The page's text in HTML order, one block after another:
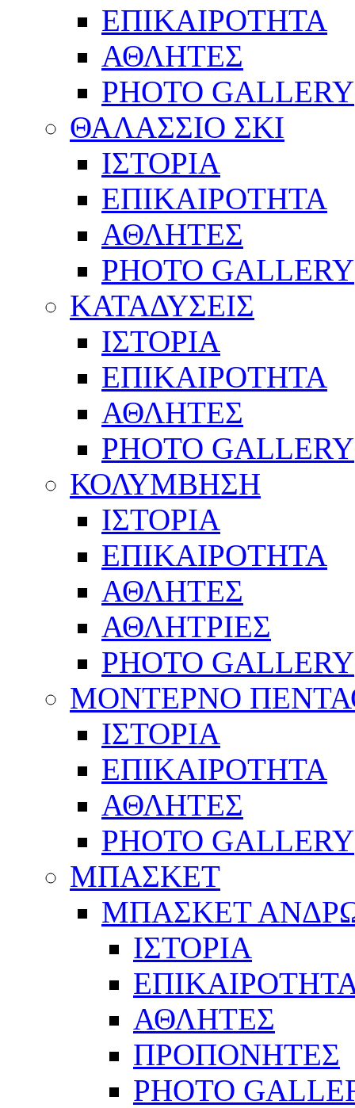
ΕΠΙΚΑΙΡΟΤΗΤΑ
ΑΘΛΗΤΕΣ
PHOTO GALLERY
ΘΑΛΑΣΣΙΟ ΣΚΙ
ΙΣΤΟΡΙΑ
ΕΠΙΚΑΙΡΟΤΗΤΑ
ΑΘΛΗΤΕΣ
PHOTO GALLERY
ΚΑΤΑΔΥΣΕΙΣ
ΙΣΤΟΡΙΑ
ΕΠΙΚΑΙΡΟΤΗΤΑ
ΑΘΛΗΤΕΣ
PHOTO GALLERY
ΚΟΛΥΜΒΗΣΗ
ΙΣΤΟΡΙΑ
ΕΠΙΚΑΙΡΟΤΗΤΑ
ΑΘΛΗΤΕΣ
ΑΘΛΗΤΡΙΕΣ
PHOTO GALLERY
ΜΟΝΤΕΡΝΟ
ΙΣΤΟΡΙΑ
ΕΠΙΚΑΙΡΟΤΗΤΑ
ΑΘΛΗΤΕΣ
PHOTO GALLERY
ΜΠΑΣΚΕΤ
ΜΠΑΣΚΕΤ
ΙΣΤΟΡΙΑ
ΑΘΛΗΤΕΣ
ΠΡΟΠΟΝΗΤΕΣ
PHOTO